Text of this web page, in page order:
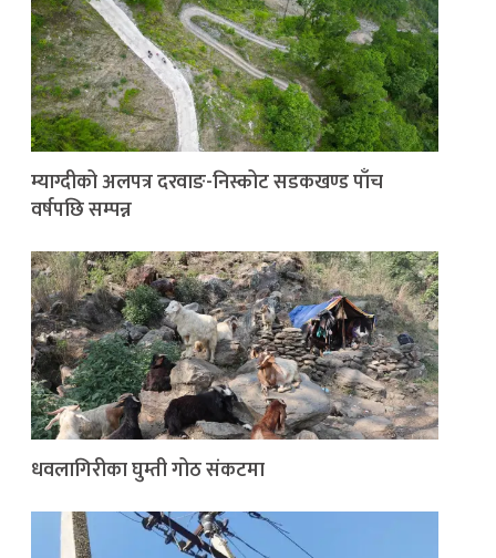
म्याग्दीको अलपत्र दरवाङ-निस्कोट सडकखण्ड पाँच
वर्षपछि सम्पन्न
धवलागिरीका घुम्ती गोठ संकटमा